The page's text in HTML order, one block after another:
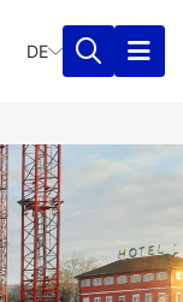
DE